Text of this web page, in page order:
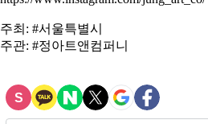
주최: #서울특별시
주관: #정아트앤컴퍼니